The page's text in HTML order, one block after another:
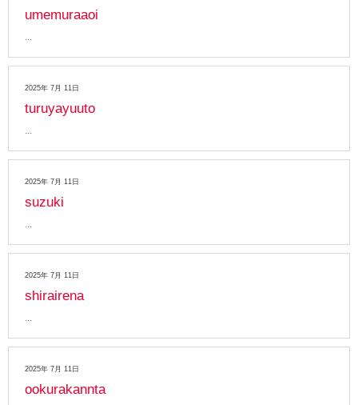
umemuraaoi
2025年 7月 11日
turuyayuuto
2025年 7月 11日
suzuki
2025年 7月 11日
shirairena
2025年 7月 11日
ookurakannta